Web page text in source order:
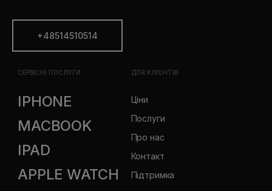
+48514510514
СЕРВІСНІ ПОСЛУГИ
IPHONE
MACBOOK
IPAD
APPLE WATCH
ДЛЯ КЛІЄНТІВ
Ціни
Послуги
Про нас
Контакт
Підтримка